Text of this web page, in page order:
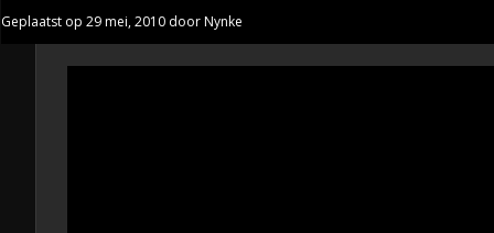
Geplaatst op 29 mei, 2010 door Nynke